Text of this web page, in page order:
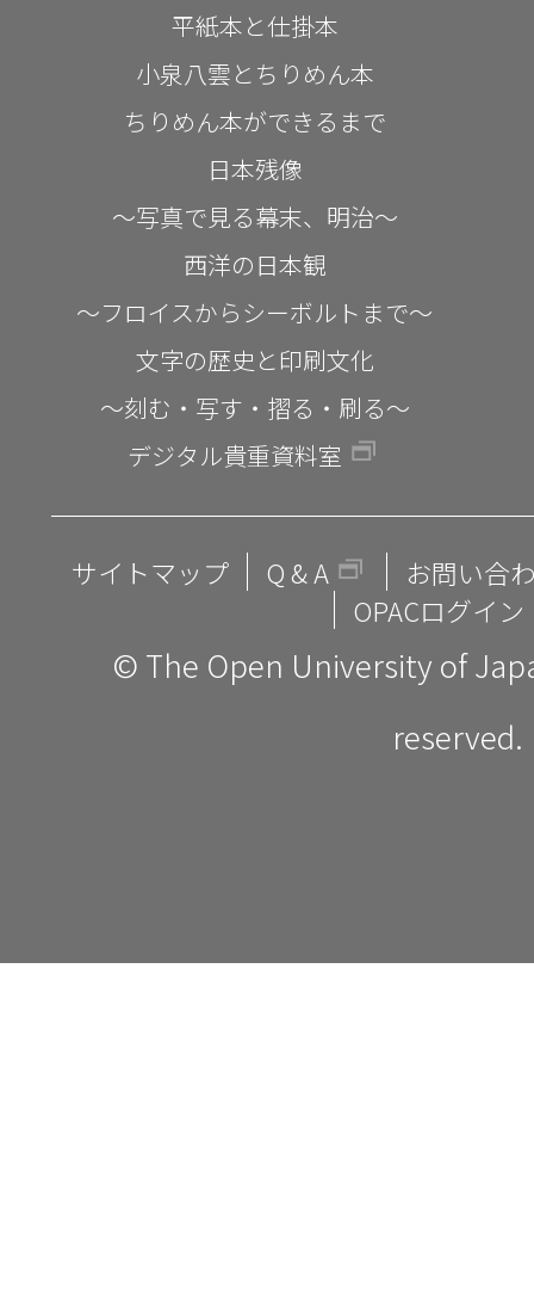
平紙本と仕掛本
小泉八雲とちりめん本
ちりめん本ができるまで
日本残像
～写真で見る幕末、明治～
西洋の日本観
～フロイスからシーボルトまで～
文字の歴史と印刷文化
～刻む・写す・摺る・刷る～
デジタル貴重資料室
サイトマップ Q & A
お問い合
OPACログイン
© The Open University of
reserved.